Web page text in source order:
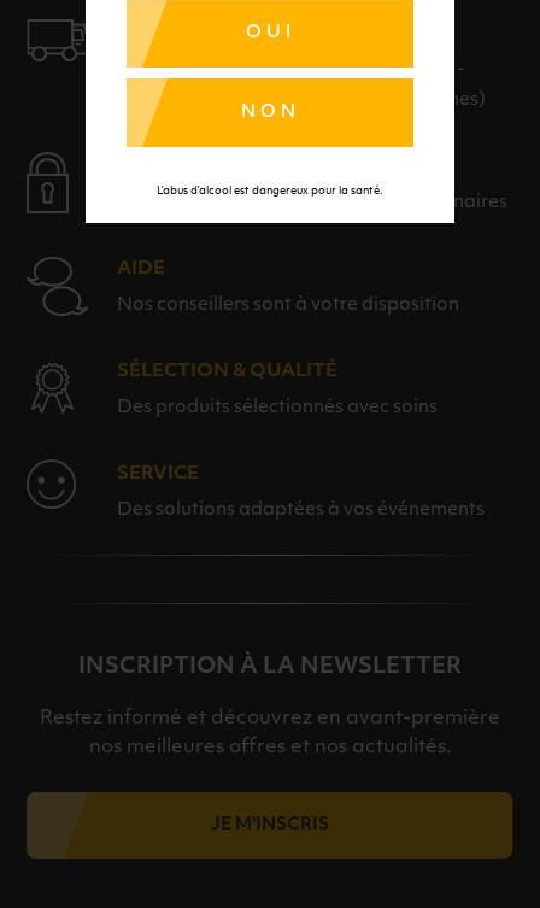
OUI
NON
L’abus d’alcool est dangereux pour la santé.
LIVRAISON
LIVRAISON EN 24H ET GRATUITE AU-
DELÀ DE 100€ D'ACHAT (hors consignes)
Payer en toute sérénité avec nos partenaires
AIDE
Nos conseillers sont à votre disposition
SÉLECTION & QUALITÉ
Des produits sélectionnés avec soins
SERVICE
Des solutions adaptées à vos événements
INSCRIPTION À LA NEWSLETTER
Restez informé et découvrez en avant-première
nos meilleures offres et nos actualités.
JE M'INSCRIS